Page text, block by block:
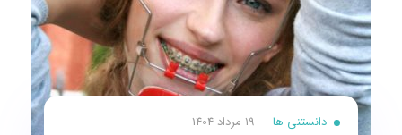
دانستنی ها 19 مرداد 1404